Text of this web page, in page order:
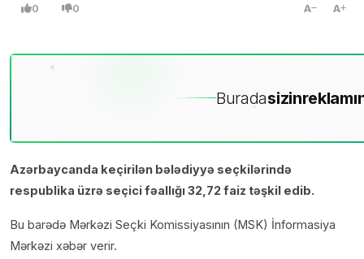
0 0 A A
Buradasizin
Azərbaycanda keçirilən bələdiyyə seçkilərində
respublika üzrə seçici fəallığı 32,72 faiz təşkil edib.
Bu barədə Mərkəzi Seçki Komissiyasının (MSK) İnformasiya
Mərkəzi xəbər verir.